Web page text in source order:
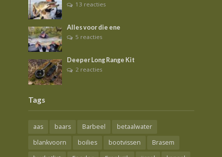
13 reacties
Alles voor die ene
5 reacties
Deeper Long Range Kit
2 reacties
Tags
aas baars Barbeel
betaalwater
blankvoorn
boilies bootvissen
Brasem